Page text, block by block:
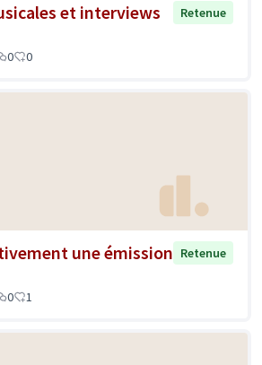
et interviews
Retenue
0 0
une émission Retenue
0 1